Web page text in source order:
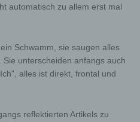
automatisch zu allem erst mal
Schwamm, sie saugen alles
unterscheiden anfangs auch
alles ist direkt, frontal und
reflektierten Artikels zu